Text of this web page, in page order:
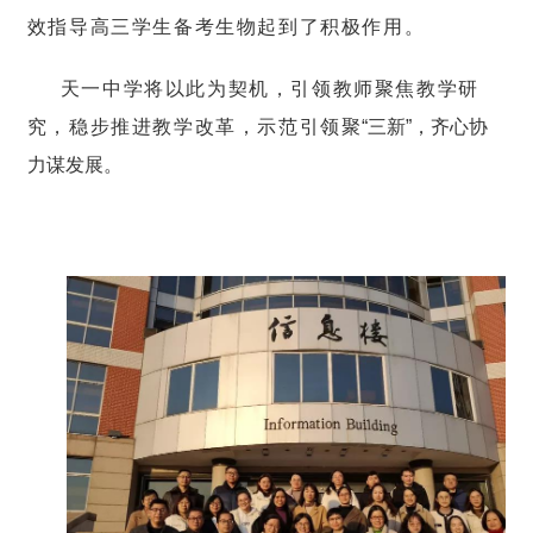
效指导高三学生备考生物起到了积极作用。
天一中学将以此为契机，引领教师聚焦教学研
究，稳步推进教学改革，示范引领聚“三新”，齐心协
力谋发展。